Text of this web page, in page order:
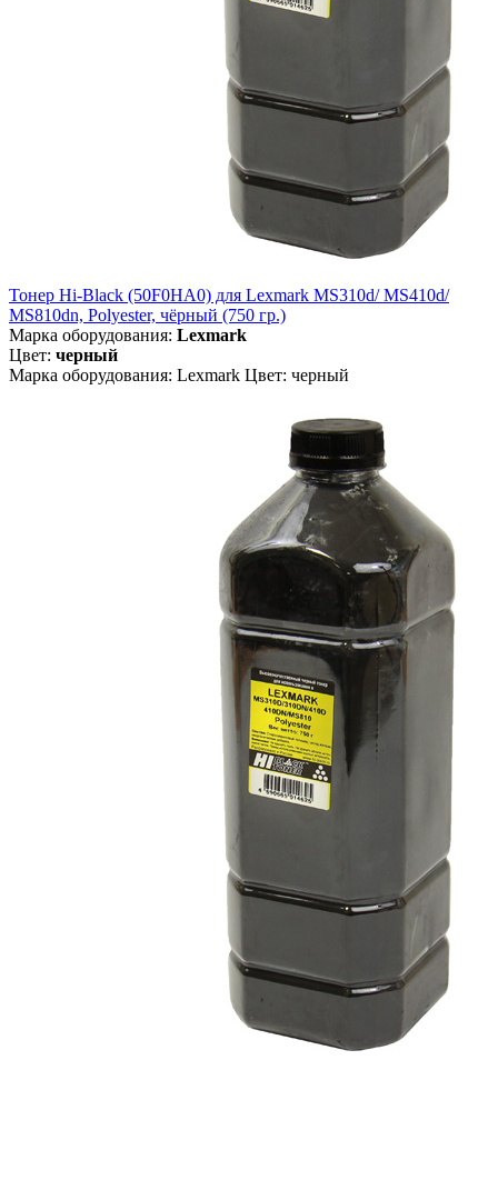
Тонер Hi-Black (50F0HA0) для Lexmark MS310d/ MS410d/
MS810dn, Polyester, чёрный (750 гр.)
Марка оборудования: Lexmark
Цвет: черный
Марка оборудования: Lexmark Цвет: черный